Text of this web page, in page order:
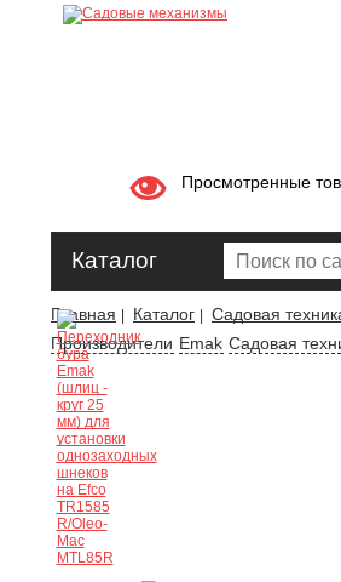
Просмотренные
Каталог
Главная Каталог Садовая
Производители Emak Садовая